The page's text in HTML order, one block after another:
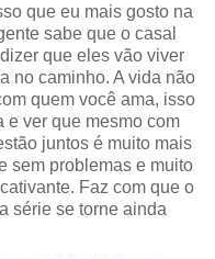
que eu mais gosto na
sabe que o casal
que eles vão viver
no caminho. A vida não
quem você ama, isso
e ver que mesmo com
juntos é muito mais
sem problemas e muito
Faz com que o
série se torne ainda